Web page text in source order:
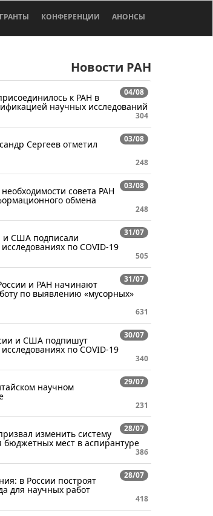
ГРАНТЫ КОНФЕРЕНЦИИ АНОНСЫ
Новости РАН
04/08
к РАН в
научных исследований
304
03/08
Сергеев отметил
248
03/08
совета РАН
обмена
248
31/07
и США подписали
по COVID-19
505
31/07
и РАН начинают
по выявлению «мусорных»
631
30/07
и США подпишут
по COVID-19
340
29/07
научном
231
28/07
изменить систему
бюджетных мест в аспирантуре
386
28/07
в России построят
для научных работ
418